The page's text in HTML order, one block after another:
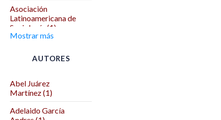
Asociación
Latinoamericana de
Sociología (1)
de Ciencias Políticas (1)
Benemérita Universidad
Autónoma de Puebla (2)
Benemérita y
Mostrar más
AUTORES
Abel Juárez
Martínez (1)
Adelaido García